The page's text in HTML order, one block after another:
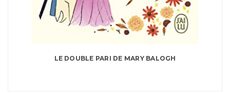
LE DOUBLE PARI DE MARY BALOGH